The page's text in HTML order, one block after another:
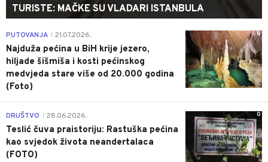
TURISTE: MAČKE SU VLADARI ISTANBULA
0
PUTOVANJA 21.07.2026.
Najduža pećina u BiH krije jezero,
hiljade šišmiša i kosti pećinskog
medvjeda stare više od 20.000 godina
(Foto)
0
DRUŠTVO 28.06.2026.
Teslić čuva praistoriju: Rastuška pećina
kao svjedok života neandertalaca
(FOTO)